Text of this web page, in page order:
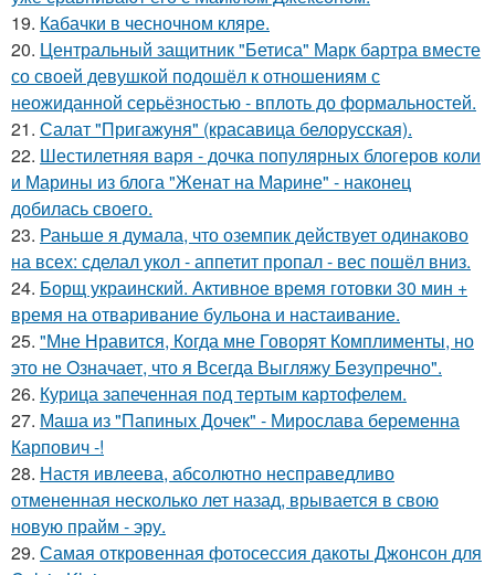
19. Кабачки в чесночном кляре.
20. Центральный защитник "Бетиса" Марк бартра вместе
со своей девушкой подошёл к отношениям с
неожиданной серьёзностью - вплоть до формальностей.
21. Салат "Пригажуня" (красавица белорусская).
22. Шестилетняя варя - дочка популярных блогеров коли
и Марины из блога "Женат на Марине" - наконец
добилась своего.
23. Раньше я думала, что оземпик действует одинаково
на всех: сделал укол - аппетит пропал - вес пошёл вниз.
24. Борщ украинский. Активное время готовки 30 мин +
время на отваривание бульона и настаивание.
25. "Мне Нравится, Когда мне Говорят Комплименты, но
это не Означает, что я Всегда Выгляжу Безупречно".
26. Курица запеченная под тертым картофелем.
27. Маша из "Папиных Дочек" - Мирослава беременна
Карпович -!
28. Настя ивлеева, абсолютно несправедливо
отмененная несколько лет назад, врывается в свою
новую прайм - эру.
29. Самая откровенная фотосессия дакоты Джонсон для